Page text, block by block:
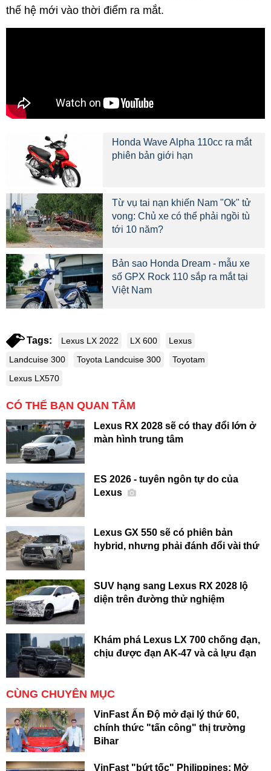
thế hệ mới vào thời điểm ra mắt.
Honda Wave Alpha 110cc ra mắt
phiên bản giới hạn
Từ vụ tai nạn khiến Nam "Ok" tử
vong: Chủ xe có thể phải ngồi tù
tới 10 năm?
Bản sao Honda Dream - mẫu xe
số GPX Rock 110 sắp ra mắt tại
Việt Nam
Tags: Lexus LX 2022 LX 600
Lexus
Landcuise 300
Toyota Landcuise 300
Toyotam
Lexus LX570
CÓ THỂ BẠN QUAN TÂM
Lexus RX 2028 sẽ có thay đổi lớn ở
màn hình trung tâm
ES 2026 - tuyên ngôn tự do của
Lexus
Lexus GX 550 sẽ có phiên bản
hybrid, nhưng phải đánh đổi vài thứ
SUV hạng sang Lexus RX 2028 lộ
diện trên đường thử nghiệm
Khám phá Lexus LX 700 chống đạn,
chịu được đạn AK-47 và cả lựu đạn
CÙNG CHUYÊN MỤC
VinFast Ấn Độ mở đại lý thứ 60,
chính thức "tấn công" thị trường
Bihar
VinFast "bứt tốc" Philippines: Mở